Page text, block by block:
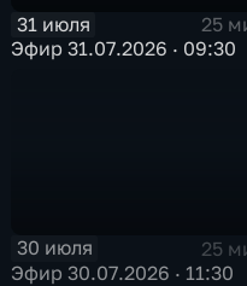
31 июля
25
Эфир 31.07.2026 · 09:30
30 июля
25
Эфир 30.07.2026 · 11:30